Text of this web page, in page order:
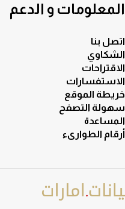
المعلومات و الدعم
اتصل بنا
الشكاوي
الاقتراحات
الاستفسارات
خريطة الموقع
سهولة التصفح
المساعدة
أرقام الطوارىء